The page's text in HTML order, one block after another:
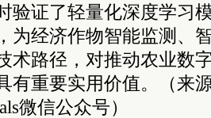
验证了轻量化深度学习
为经济作物智能监测、
术路径，对推动农业数
有重要实用价值。（来
微信公众号）